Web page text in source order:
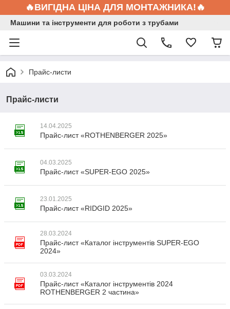
🔥ВИГІДНА ЦІНА ДЛЯ МОНТАЖНИКА!🔥
Машини та інструменти для роботи з трубами
Прайс-листи
Прайс-листи
14.04.2025
Прайс-лист «ROTHENBERGER 2025»
04.03.2025
Прайс-лист «SUPER-EGO 2025»
23.01.2025
Прайс-лист «RIDGID 2025»
28.03.2024
Прайс-лист «Каталог інструментів SUPER-EGO
2024»
03.03.2024
Прайс-лист «Каталог інструментів 2024
ROTHENBERGER 2 частина»